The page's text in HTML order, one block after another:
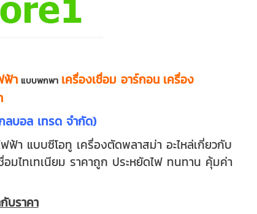
ฟ้า แบบพกพา เครื่องเชื่อม อาร์กอน เครื่อง
ลบอล เทรด จำกัด)
ฟ้า แบบซีโอทู เครื่องตัดพลาสม่า อะไหล่เกี่ยวกับ
มไทเทเนียม ราคาถูก ประหยัดไฟ ทนทาน คุ้มค่า
บราคา